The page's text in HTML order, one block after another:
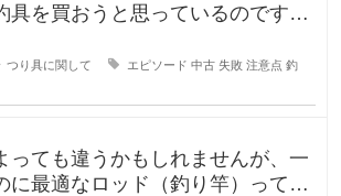
具を買おうと思っているのです
つり具に関して エピソード 中古 失敗 注意点 釣
っても違うかもしれませんが、一
に最適なロッド（釣り竿）ってど